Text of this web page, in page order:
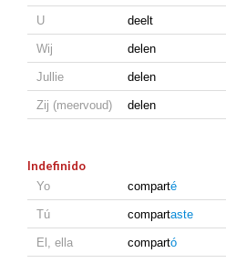
U deelt
Wij delen
Jullie delen
Zij (meervoud) delen
Indefinido
Yo comparté
Tú compartaste
El, ella compartó